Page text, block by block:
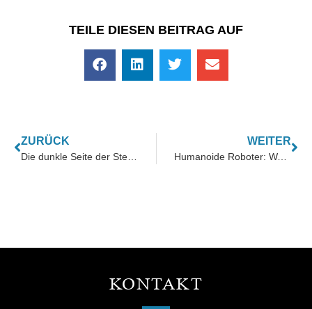
TEILE DIESEN BEITRAG AUF
ZURÜCK WEITER
Humanoide Roboter: Warum die Welt gerade wieder „Auto“ lernt – nur dieses Mal mit Armen, Augen und KI
KONTAKT